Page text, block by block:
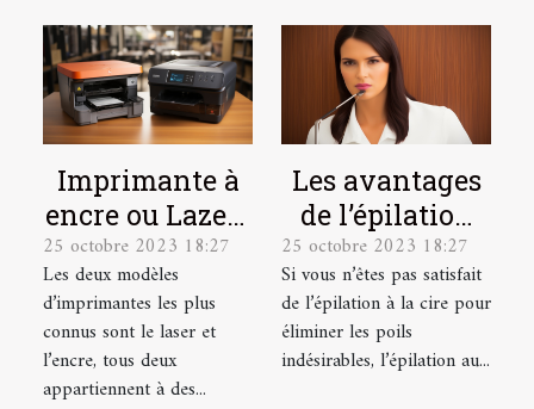
Imprimante à
encre ou Lazer :
laquelle
choisir ?
25 octobre 2023 18:27
Les deux modèles
d’imprimantes les plus
connus sont le laser et
l’encre, tous deux
appartiennent à des...
Les avantages
de l’épilation
au laser et
comment se
préparer pour ?
25 octobre 2023 18:27
Si vous n’êtes pas satisfait
de l’épilation à la cire pour
éliminer les poils
indésirables, l’épilation au...